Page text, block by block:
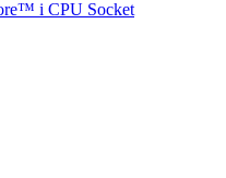
i CPU Socket